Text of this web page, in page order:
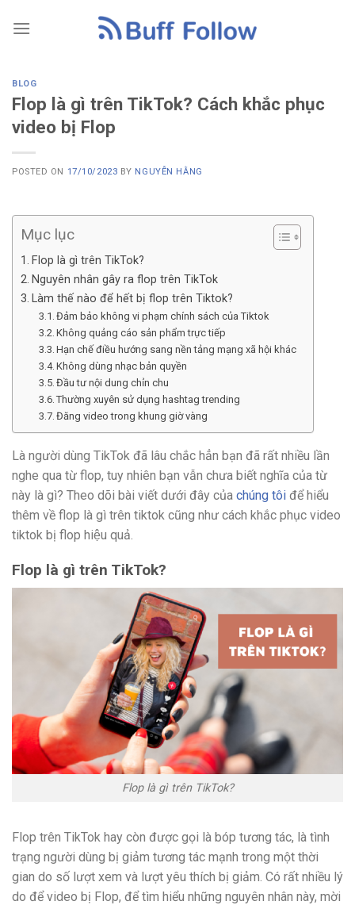
BLOG
Flop là gì trên TikTok? Cách khắc phục
video bị Flop
POSTED ON 17/10/2023 BY NGUYỄN HẰNG
Mục lục
Flop là gì trên TikTok?
Nguyên nhân gây ra flop trên TikTok
Làm thế nào để hết bị flop trên Tiktok?
Đảm bảo không vi phạm chính sách của Tiktok
Không quảng cáo sản phẩm trực tiếp
Hạn chế điều hướng sang nền tảng mạng xã hội khác
Không dùng nhạc bản quyền
Đầu tư nội dung chỉn chu
Thường xuyên sử dụng hashtag trending
Đăng video trong khung giờ vàng
Là người dùng TikTok đã lâu chắc hẳn bạn đã rất nhiều lần
nghe qua từ flop, tuy nhiên bạn vẫn chưa biết nghĩa của từ
này là gì? Theo dõi bài viết dưới đây của chúng tôi để hiểu
thêm về flop là gì trên tiktok cũng như cách khắc phục video
tiktok bị flop hiệu quả.
Flop là gì trên TikTok?
Flop là gì trên TikTok?
Flop trên TikTok hay còn được gọi là bóp tương tác, là tình
trạng người dùng bị giảm tương tác mạnh trong một thời
gian do số lượt xem và lượt yêu thích bị giảm. Có rất nhiều lý
do để video bị Flop, để tìm hiểu những nguyên nhân này, mời